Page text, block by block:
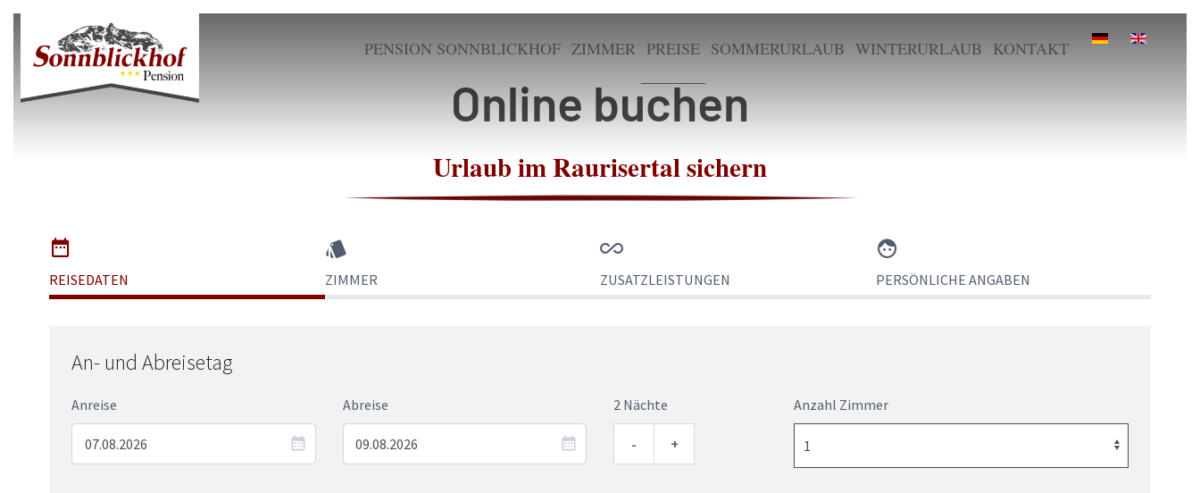
Skip
main
PENSION SONNBLICKHOF ZIMMER PREISE SOMMERURLAUB WINTERURLAUB KONTAKT
Online buchen
Urlaub im Raurisertal sichern
REISEDATEN ZIMMER ZUSATZLEISTUNGEN PERSÖNLICHE ANGABEN
An- und Abreisetag
Anreise Abreise 2 Nächte
- +
Anzahl Zimmer